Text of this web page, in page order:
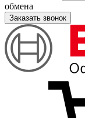
обмена
Заказать звонок